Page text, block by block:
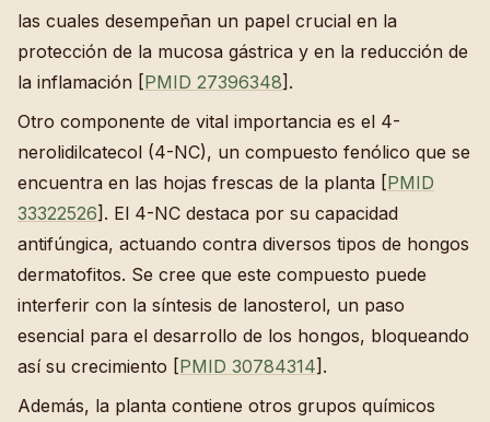
las cuales desempeñan un papel crucial en la
protección de la mucosa gástrica y en la reducción de
la inflamación [PMID 27396348].
Otro componente de vital importancia es el 4-
nerolidilcatecol (4-NC), un compuesto fenólico que se
encuentra en las hojas frescas de la planta [PMID
33322526]. El 4-NC destaca por su capacidad
antifúngica, actuando contra diversos tipos de hongos
dermatofitos. Se cree que este compuesto puede
interferir con la síntesis de lanosterol, un paso
esencial para el desarrollo de los hongos, bloqueando
así su crecimiento [PMID 30784314].
Además, la planta contiene otros grupos químicos